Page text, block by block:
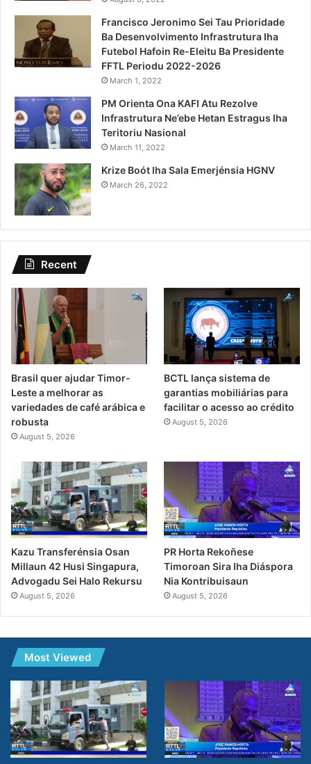
Francisco Jeronimo Sei Tau Prioridade
Ba Desenvolvimento Infrastrutura Iha
Futebol Hafoin Re-Eleitu Ba Presidente
FFTL Periodu 2022-2026
March 1, 2022
PM Orienta Ona KAFI Atu Rezolve
Infrastrutura Ne’ebe Hetan Estragus Iha
Teritoriu Nasional
March 11, 2022
Krize Boót Iha Sala Emerjénsia HGNV
March 26, 2022
Recent
Brasil quer ajudar Timor-
Leste a melhorar as
variedades de café arábica e
robusta
August 5, 2026
BCTL lança sistema de
garantias mobiliárias para
facilitar o acesso ao crédito
August 5, 2026
Kazu Transferénsia Osan
Millaun 42 Husi Singapura,
Advogadu Sei Halo Rekursu
August 5, 2026
PR Horta Rekoñese
Timoroan Sira Iha Diáspora
Nia Kontribuisaun
August 5, 2026
Most Viewed